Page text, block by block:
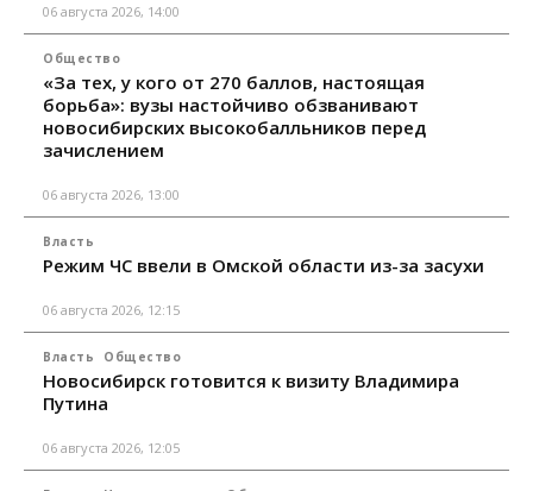
06 августа 2026, 14:00
Общество
«За тех, у кого от 270 баллов, настоящая
борьба»: вузы настойчиво обзванивают
новосибирских высокобалльников перед
зачислением
06 августа 2026, 13:00
Власть
Режим ЧС ввели в Омской области из-за засухи
06 августа 2026, 12:15
Власть Общество
Новосибирск готовится к визиту Владимира
Путина
06 августа 2026, 12:05